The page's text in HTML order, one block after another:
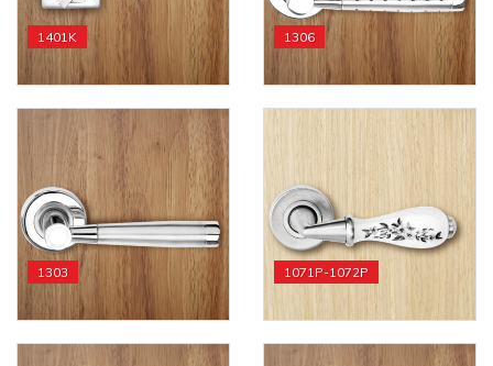
1401K 1306
1303 1071P-1072P